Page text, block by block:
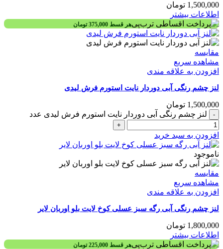
1,500,000 تومان
اطلاعات بیشتر
هر قسط 375,000 تومان
مقایسه
مشاهده سریع
افزودن به علاقه مندی
لنز چشم رنگی آبی دوردار نایت استورم فرش لیدی
1,500,000 تومان
لنز چشم رنگی آبی دوردار نایت استورم فرش لیدی عدد
افزودن به سبد خرید
ناموجود
مقایسه
مشاهده سریع
افزودن به علاقه مندی
لنز چشم رنگی آبی رگه سبز عسلی کوخ لایت بلو اوربان لایر
1,800,000 تومان
اطلاعات بیشتر
هر قسط 225,000 تومان